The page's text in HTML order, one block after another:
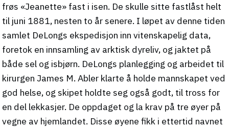
frøs «Jeanette» fast i isen. De skulle sitte fastlåst helt
til juni 1881, nesten to år senere. I løpet av denne tiden
samlet DeLongs ekspedisjon inn vitenskapelig data,
foretok en innsamling av arktisk dyreliv, og jaktet på
både sel og isbjørn. DeLongs planlegging og arbeidet til
kirurgen James M. Abler klarte å holde mannskapet ved
god helse, og skipet holdte seg også godt, til tross for
en del lekkasjer. De oppdaget og la krav på tre øyer på
vegne av hjemlandet. Disse øyene fikk i ettertid navnet